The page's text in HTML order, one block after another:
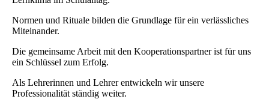
Normen und Rituale bilden die Grundlage für ein verlässliches
Miteinander.
Die gemeinsame Arbeit mit den Kooperationspartner ist für uns
ein Schlüssel zum Erfolg.
Als Lehrerinnen und Lehrer entwickeln wir unsere
Professionalität ständig weiter.